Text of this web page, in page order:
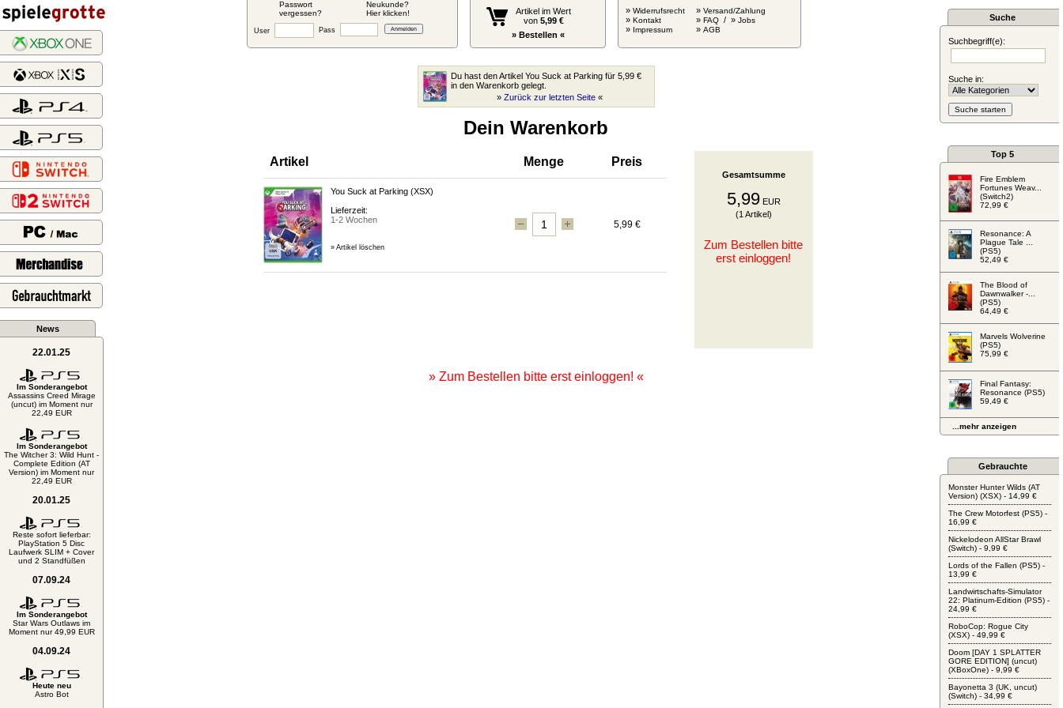
Passwort
vergessen?
Neukunde?
Hier klicken!
User Pass
Artikel im Wert
von 5,99 €
» Bestellen «
» Widerrufsrecht
» Kontakt
» Impressum
» Versand/Zahlung
» FAQ / » Jobs
» AGB
News
22.01.25
Im Sonderangebot
Assassins Creed Mirage
(uncut) im Moment nur
22,49 EUR
Im Sonderangebot
The Witcher 3: Wild Hunt -
Complete Edition (AT
Version) im Moment nur
22,49 EUR
20.01.25
Reste sofort lieferbar:
PlayStation 5 Disc
Laufwerk SLIM + Cover
und 2 Standfüßen
07.09.24
Im Sonderangebot
Star Wars Outlaws im
Moment nur 49,99 EUR
04.09.24
Heute neu
Astro Bot
Du hast den Artikel You Suck at Parking für 5,99 €
in den Warenkorb gelegt.
» Zurück zur letzten Seite«
Dein Warenkorb
Artikel Menge Preis
You Suck at Parking(XSX)
Lieferzeit:
1-2 Wochen
» Artikel löschen
5,99 €
Gesamtsumme
5,99EUR
(1 Artikel)
Zum Bestellen bitte
erst einloggen!
» Zum Bestellen bitte erst einloggen! «
Suche
Suchbegriff(e):
Suche in:
Top 5
Fire Emblem
Fortunes Weav...
(Switch2)
72,99 €
Resonance: A
Plague Tale ...
(PS5)
52,49 €
The Blood of
Dawnwalker -...
(PS5)
64,49 €
Marvels Wolverine
(PS5)
75,99 €
Final Fantasy:
Resonance (PS5)
59,49 €
...mehr anzeigen
Gebrauchte
Monster Hunter Wilds (AT
Version) (XSX) - 14,99 €
The Crew Motorfest (PS5) -
16,99 €
Nickelodeon AllStar Brawl
(Switch) - 9,99 €
Lords of the Fallen (PS5) -
13,99 €
Landwirtschafts-Simulator
22: Platinum-Edition (PS5) -
24,99 €
RoboCop: Rogue City
(XSX) - 49,99 €
Doom [DAY 1 SPLATTER
GORE EDITION] (uncut)
(XBoxOne) - 9,99 €
Bayonetta 3 (UK, uncut)
(Switch) - 34,99 €